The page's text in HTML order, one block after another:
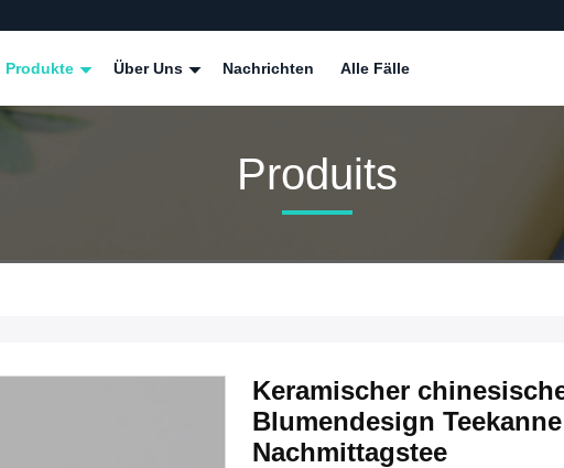
Produkte Über Uns Nachrichten Alle Fälle
Produits
Keramischer
Blumendesign
Nachmittagstee